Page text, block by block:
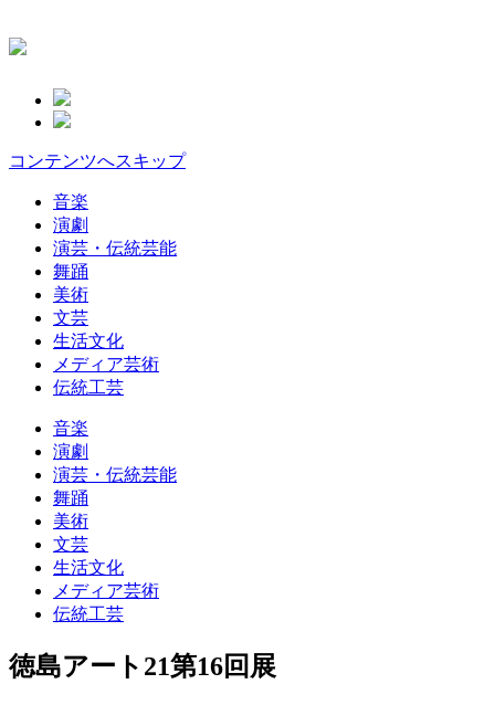
コンテンツへスキップ
音楽
演劇
演芸・伝統芸能
舞踊
美術
文芸
生活文化
メディア芸術
伝統工芸
音楽
演劇
演芸・伝統芸能
舞踊
美術
文芸
生活文化
メディア芸術
伝統工芸
徳島アート21第16回展